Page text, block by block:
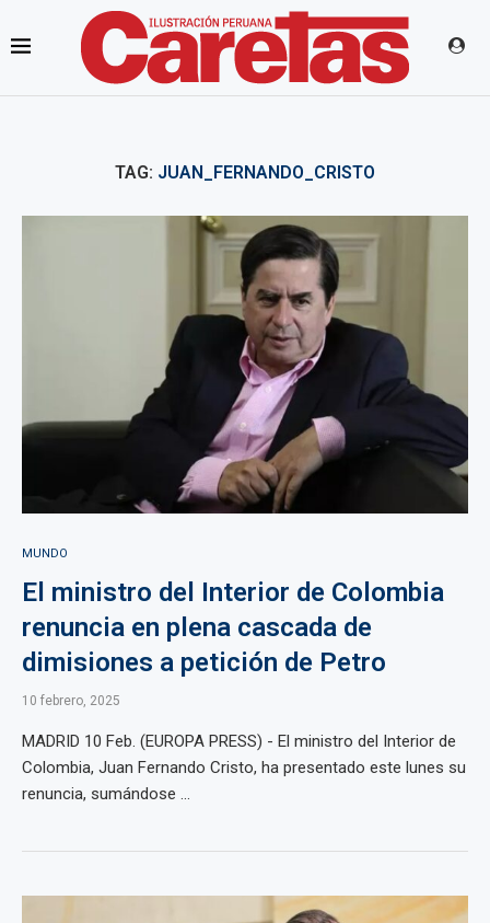
TAG: JUAN_FERNANDO_CRISTO
MUNDO
El ministro del Interior de Colombia
renuncia en plena cascada de
dimisiones a petición de Petro
10 febrero, 2025
MADRID 10 Feb. (EUROPA PRESS) - El ministro del Interior de
Colombia, Juan Fernando Cristo, ha presentado este lunes su
renuncia, sumándose ...